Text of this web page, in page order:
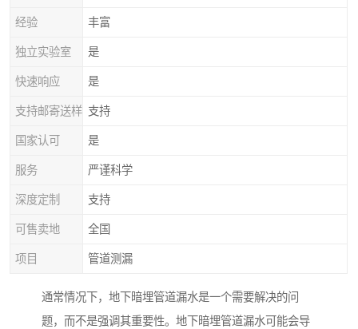
经验 丰富
独立实验室 是
快速响应 是
支持邮寄送样 支持
国家认可 是
服务 严谨科学
深度定制 支持
可售卖地 全国
项目 管道测漏
通常情况下，地下暗埋管道漏水是一个需要解决的问
题，而不是强调其重要性。地下暗埋管道漏水可能会导